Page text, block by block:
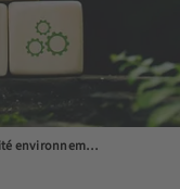
Responsabilité environnementale de l'entreprise